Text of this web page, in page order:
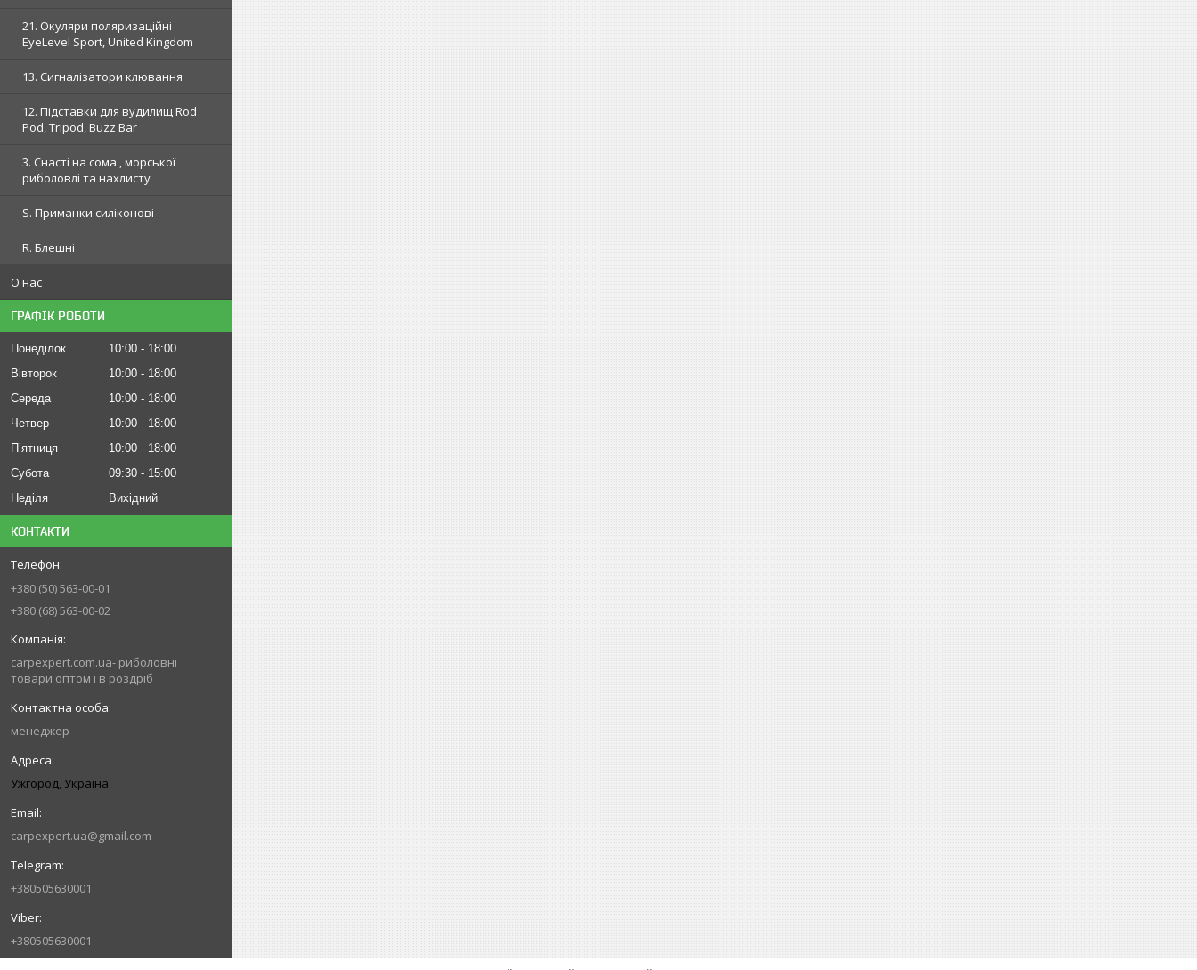
21. Окуляри поляризаційні
EyeLevel Sport, United Kingdom
13. Сигналізатори клювання
12. Підставки для вудилищ Rod
Pod, Tripod, Buzz Bar
3. Снасті на сома , морської
риболовлі та нахлисту
S. Приманки силіконові
R. Блешні
О нас
ГРАФІК РОБОТИ
Понеділок 10:00
18:00
Вівторок
10:00
18:00
Середа
10:00
18:00
Четвер
10:00
18:00
Пʼятниця
10:00
18:00
Субота
09:30
15:00
Неділя
Вихідний
КОНТАКТИ
+380 (50) 563-00-01
+380 (68) 563-00-02
carpexpert.com.ua- риболовні
товари оптом і в роздріб
менеджер
Ужгород, Україна
carpexpert.ua@gmail.com
+380505630001
+380505630001